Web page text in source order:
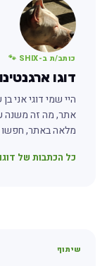
כותב/ת ב-SHIX 🐾
דוגו ארגנטינו
היי שמי דוגי אני
אתר, מה זה משנה
מלאה באתר, חפשו
כל הכתבות של
שיתוף